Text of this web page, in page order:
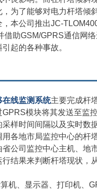
为了能够对电力杆塔倾
本公司推出JC-
借助GSM/GPRS通信网
起的各种事故。
在线监测系统主要完成杆
模块将其发送至监
样时间间隔以及实时数
各地市局监控中心的
公司监控中心主机、
结果来判断杆塔现状，
机、显示器、打印机、